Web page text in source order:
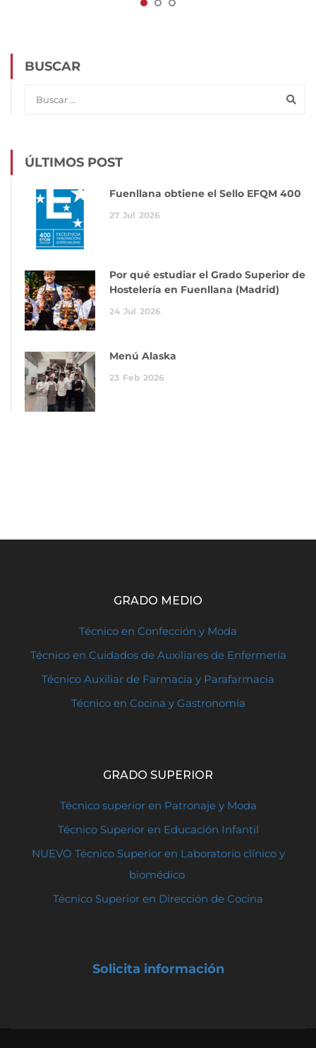
BUSCAR
ÚLTIMOS POST
Fuenllana obtiene el Sello EFQM 400
27 Jul 2026
Por qué estudiar el Grado Superior de
Hostelería en Fuenllana (Madrid)
24 Jul 2026
Menú Alaska
23 Feb 2026
GRADO MEDIO
Técnico en Confección y Moda
Técnico en Cuidados de Auxiliares de Enfermería
Técnico Auxiliar de Farmacia y Parafarmacia
Técnico en Cocina y Gastronomía
GRADO SUPERIOR
Técnico superior en Patronaje y Moda
Técnico Superior en Educación Infantil
NUEVO Técnico Superior en Laboratorio clínico y
biomédico
Técnico Superior en Dirección de Cocina
Solicita información